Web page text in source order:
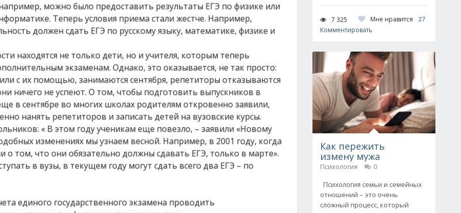
можно было предоставить результаты ЕГЭ по физике или
Теперь условия приема стали жестче. Например,
должен сдать ЕГЭ по русскому языку, математике, физике и
находятся не только дети, но и учителя, которым теперь
экзаменам. Однако, это оказывается, не так просто:
с их помощью, занимаются сентября, репетиторы отказываются
ничего не успеют. О том, чтобы подготовить выпускников в
в сентябре во многих школах родителям откровенно заявили,
нанять репетиторов и записать детей на вузовские курсы.
« В этом году ученикам еще повезло, – заявили «Новому
изменениях мы узнаем весной. Например, в 2001 году, когда
о том, что они обязательно должны сдавать ЕГЭ, только в марте».
в вузы, в текущем году могут сдать всего два ЕГЭ – по
единого государственного экзамена проводить
7 325 Мне нравится
27
Комментировать
Как пережить
измену мужа
Психология
0
Психология семьи и семейных
отношений – это очень
сложный процесс, который